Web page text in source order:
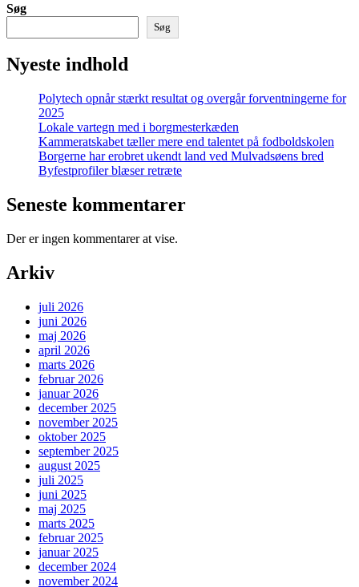
Søg
Søg
Nyeste indhold
Polytech opnår stærkt resultat og overgår forventningerne for
2025
Lokale vartegn med i borgmesterkæden
Kammeratskabet tæller mere end talentet på fodboldskolen
Borgerne har erobret ukendt land ved Mulvadsøens bred
Byfestprofiler blæser retræte
Seneste kommentarer
Der er ingen kommentarer at vise.
Arkiv
juli 2026
juni 2026
maj 2026
april 2026
marts 2026
februar 2026
januar 2026
december 2025
november 2025
oktober 2025
september 2025
august 2025
juli 2025
juni 2025
maj 2025
marts 2025
februar 2025
januar 2025
december 2024
november 2024